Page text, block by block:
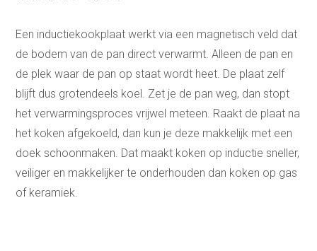
Een inductiekookplaat werkt via een magnetisch veld dat
de bodem van de pan direct verwarmt. Alleen de pan en
de plek waar de pan op staat wordt heet. De plaat zelf
blijft dus grotendeels koel. Zet je de pan weg, dan stopt
het verwarmingsproces vrijwel meteen. Raakt de plaat na
het koken afgekoeld, dan kun je deze makkelijk met een
doek schoonmaken. Dat maakt koken op inductie sneller,
veiliger en makkelijker te onderhouden dan koken op gas
of keramiek.